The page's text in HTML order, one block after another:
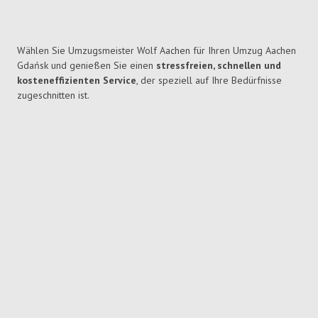
Wählen Sie Umzugsmeister Wolf Aachen für Ihren Umzug Aachen
Gdańsk und genießen Sie einen stressfreien, schnellen und
kosteneffizienten Service, der speziell auf Ihre Bedürfnisse
zugeschnitten ist.